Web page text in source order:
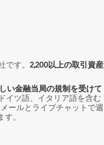
す。 2,200以上の取引資産
い金融当局の規制を受けて
イツ語、イタリア語を含む
ールとライブチャットで週
。